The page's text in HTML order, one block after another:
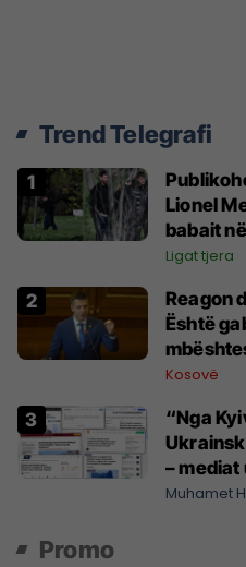
Trend Telegrafi
Lionel
babait
Ligat tjera
Reagon
Është
Kosovë
“Nga
–
reagimin
Muhamet
Promo